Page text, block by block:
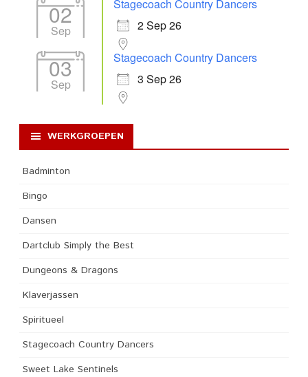
02
Sep
Stagecoach Country Dancers
2 Sep 26
03
Sep
Stagecoach Country Dancers
3 Sep 26
WERKGROEPEN
Badminton
Bingo
Dansen
Dartclub Simply the Best
Dungeons & Dragons
Klaverjassen
Spiritueel
Stagecoach Country Dancers
Sweet Lake Sentinels